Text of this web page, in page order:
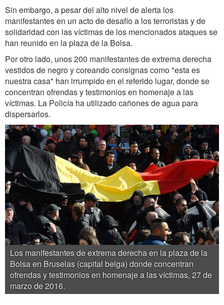
Sin embargo, a pesar del alto nivel de alerta los
manifestantes en un acto de desafío a los terroristas y de
solidaridad con las víctimas de los mencionados ataques se
han reunido en la plaza de la Bolsa.
Por otro lado, unos 200 manifestantes de extrema derecha
vestidos de negro y coreando consignas como "esta es
nuestra casa" han irrumpido en el referido lugar, donde se
concentran ofrendas y testimonios en homenaje a las
víctimas. La Policía ha utilizado cañones de agua para
dispersarlos.
Los manifestantes de extrema derecha en la plaza de la
Bolsa en Bruselas (capital belga) donde concentran
ofrendas y testimonios en homenaje a las víctimas, 27 de
marzo de 2016.